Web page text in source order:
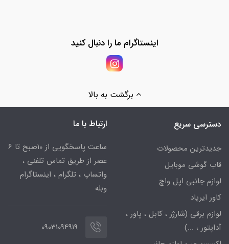
اینستاگرام ما را دنبال کنید
برگشت به بالا
دسترسی سریع
جدیدترین محصولات
قاب گوشی موبایل
لوازم جانبی اپل واچ
کاور ایرپاد
لوازم برقی (شارژر ، کابل ، پاور ،
آداپتور ، ...)
ارتباط با ما
ساعت پاسخگویی از 10صبح تا 6
عصر از طریق تماس تلفنی ،
واتساپ ، تلگرام ، اینستاگرام
وبله
09031094919